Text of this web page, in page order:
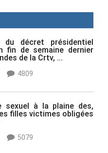
du décret présidentiel
fin de semaine dernier
de la Crtv, ...
4809
sexuel à la plaine des,
filles victimes obligées
5079